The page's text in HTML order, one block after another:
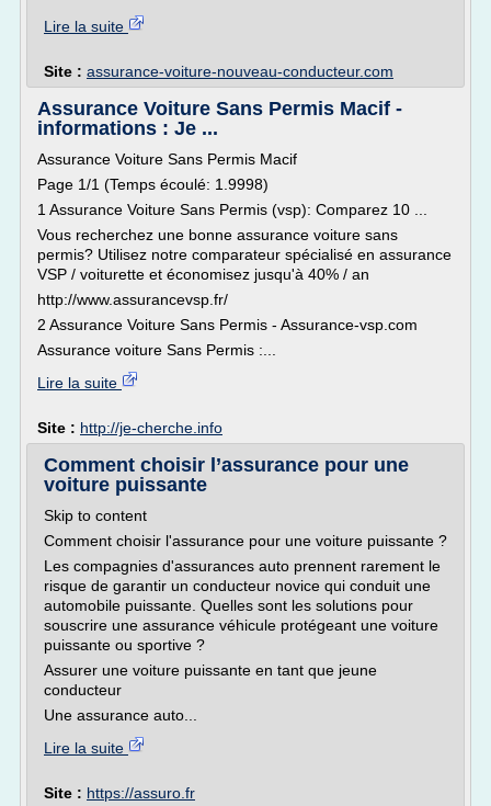
Lire la suite
Site : assurance-voiture-nouveau-conducteur.com
Assurance Voiture Sans Permis Macif -
informations : Je ...
Assurance Voiture Sans Permis Macif
Page 1/1 (Temps écoulé: 1.9998)
1 Assurance Voiture Sans Permis (vsp): Comparez 10 ...
Vous recherchez une bonne assurance voiture sans
permis? Utilisez notre comparateur spécialisé en assurance
VSP / voiturette et économisez jusqu'à 40% / an
http://www.assurancevsp.fr/
2 Assurance Voiture Sans Permis - Assurance-vsp.com
Assurance voiture Sans Permis :...
Lire la suite
Site : http://je-cherche.info
Comment choisir l’assurance pour une
voiture puissante
Skip to content
Comment choisir l'assurance pour une voiture puissante ?
Les compagnies d'assurances auto prennent rarement le
risque de garantir un conducteur novice qui conduit une
automobile puissante. Quelles sont les solutions pour
souscrire une assurance véhicule protégeant une voiture
puissante ou sportive ?
Assurer une voiture puissante en tant que jeune
conducteur
Une assurance auto...
Lire la suite
Site : https://assuro.fr